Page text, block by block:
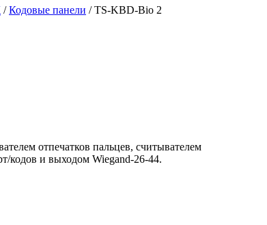
/ Кодовые панели / TS-KBD-Bio 2
отпечатков пальцев, считывателем
кодов и выходом Wiegand-26-44.